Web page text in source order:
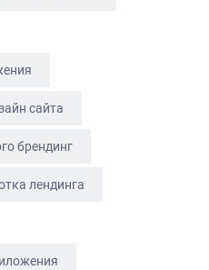
сайта
брендинг
лендинга